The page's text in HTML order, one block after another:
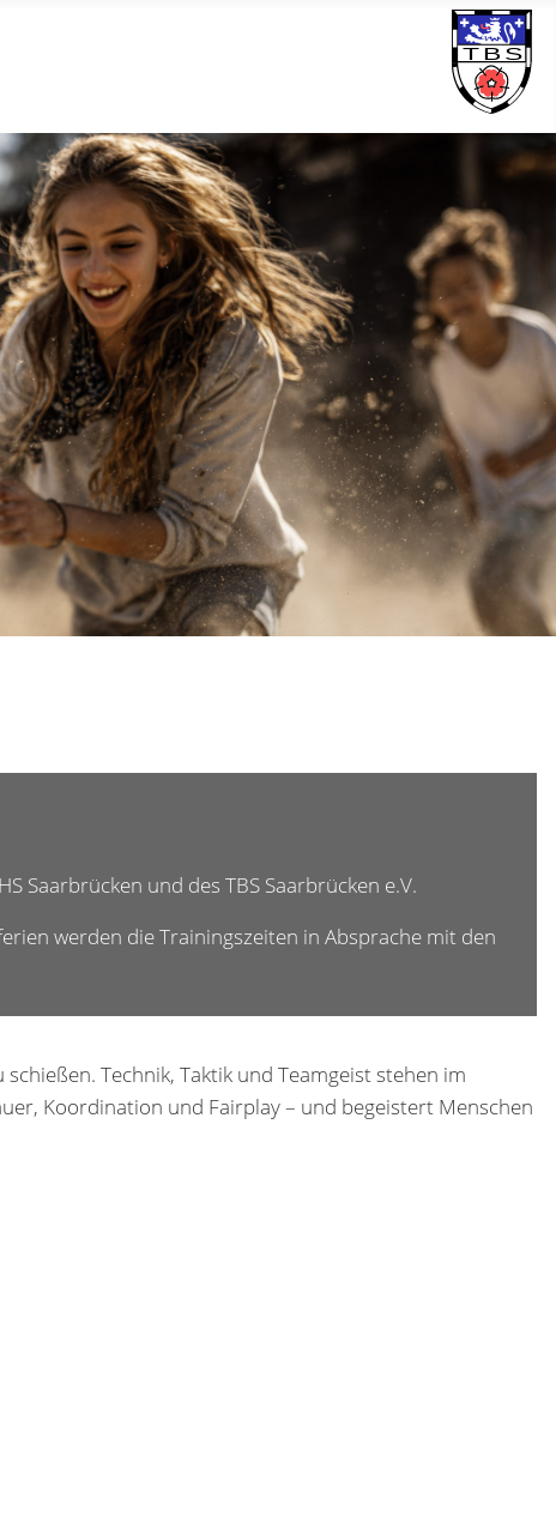
Saarbrücken und des TBS Saarbrücken e.V.
werden die Trainingszeiten in Absprache mit den
Technik, Taktik und Teamgeist stehen im
Koordination und Fairplay – und begeistert Menschen